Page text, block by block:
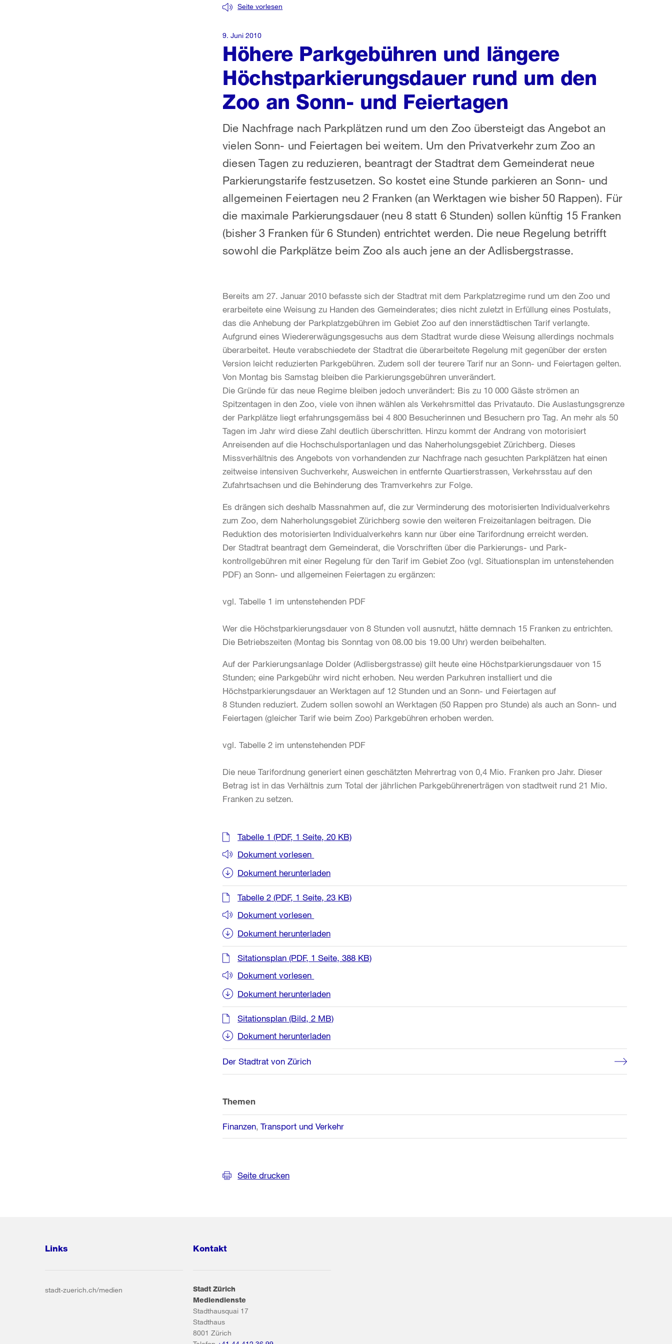
Höhere Parkgebühren und längere
Höchstparkierungsdauer rund um den
Zoo an Sonn- und Feiertagen
Seite vorlesen
Die Nachfrage nach Parkplätzen rund um den Zoo übersteigt das Angebot an
vielen Sonn- und Feiertagen bei weitem. Um den Privatverkehr zum Zoo an
diesen Tagen zu reduzieren, beantragt der Stadtrat dem Gemeinderat neue
Parkierungstarife festzusetzen. So kostet eine Stunde parkieren an Sonn- und
allgemeinen Feiertagen neu 2 Franken (an Werktagen wie bisher 50 Rappen). Für
die maximale Parkierungsdauer (neu 8 statt 6 Stunden) sollen künftig 15 Franken
(bisher 3 Franken für 6 Stunden) entrichtet werden. Die neue Regelung betrifft
sowohl die Parkplätze beim Zoo als auch jene an der Adlisbergstrasse.
9. Juni 2010
Bereits am 27. Januar 2010 befasste sich der Stadtrat mit dem Parkplatzregime rund um den Zoo und
erarbeitete eine Weisung zu Handen des Gemeinderates; dies nicht zuletzt in Erfüllung eines Postulats,
das die Anhebung der Parkplatzgebühren im Gebiet Zoo auf den innerstädtischen Tarif verlangte.
Aufgrund eines Wiedererwägungsgesuchs aus dem Stadtrat wurde diese Weisung allerdings nochmals
überarbeitet. Heute verabschiedete der Stadtrat die überarbeitete Regelung mit gegenüber der ersten
Version leicht reduzierten Parkgebühren. Zudem soll der teurere Tarif nur an Sonn- und Feiertagen gelten.
Von Montag bis Samstag bleiben die Parkierungsgebühren unverändert.
Die Gründe für das neue Regime bleiben jedoch unverändert: Bis zu 10 000 Gäste strömen an
Spitzentagen in den Zoo, viele von ihnen wählen als Verkehrsmittel das Privatauto. Die Auslastungsgrenze
der Parkplätze liegt erfahrungsgemäss bei 4 800 Besucherinnen und Besuchern pro Tag. An mehr als 50
Tagen im Jahr wird diese Zahl deutlich überschritten. Hinzu kommt der Andrang von motorisiert
Anreisenden auf die Hochschulsportanlagen und das Naherholungsgebiet Zürichberg. Dieses
Missverhältnis des Angebots von vorhandenden zur Nachfrage nach gesuchten Parkplätzen hat einen
zeitweise intensiven Suchverkehr, Ausweichen in entfernte Quartierstrassen, Verkehrsstau auf den
Zufahrtsachsen und die Behinderung des Tramverkehrs zur Folge.
Es drängen sich deshalb Massnahmen auf, die zur Verminderung des motorisierten Individualverkehrs
zum Zoo, dem Naherholungsgebiet Zürichberg sowie den weiteren Freizeitanlagen beitragen. Die
Reduktion des motorisierten Individualverkehrs kann nur über eine Tarifordnung erreicht werden.
Der Stadtrat beantragt dem Gemeinderat, die Vorschriften über die Parkierungs- und Park-
kontrollgebühren mit einer Regelung für den Tarif im Gebiet Zoo (vgl. Situationsplan im untenstehenden
PDF) an Sonn- und allgemeinen Feiertagen zu ergänzen:
vgl. Tabelle 1 im untenstehenden PDF
Wer die Höchstparkierungsdauer von 8 Stunden voll ausnutzt, hätte demnach 15 Franken zu entrichten.
Die Betriebszeiten (Montag bis Sonntag von 08.00 bis 19.00 Uhr) werden beibehalten.
Auf der Parkierungsanlage Dolder (Adlisbergstrasse) gilt heute eine Höchstparkierungsdauer von 15
Stunden; eine Parkgebühr wird nicht erhoben. Neu werden Parkuhren installiert und die
Höchstparkierungsdauer an Werktagen auf 12 Stunden und an Sonn- und Feiertagen auf
8 Stunden reduziert. Zudem sollen sowohl an Werktagen (50 Rappen pro Stunde) als auch an Sonn- und
Feiertagen (gleicher Tarif wie beim Zoo) Parkgebühren erhoben werden.
vgl. Tabelle 2 im untenstehenden PDF
Die neue Tarifordnung generiert einen geschätzten Mehrertrag von 0,4 Mio. Franken pro Jahr. Dieser
Betrag ist in das Verhältnis zum Total der jährlichen Parkgebührenerträgen von stadtweit rund 21 Mio.
Franken zu setzen.
Weitere
Informationen
Tabelle 1 (PDF, 1 Seite, 20 KB)
Dokument vorlesen
Dokument herunterladen
Tabelle 2 (PDF, 1 Seite, 23 KB)
Dokument vorlesen
Dokument herunterladen
Sitationsplan (PDF, 1 Seite, 388 KB)
Dokument vorlesen
Dokument herunterladen
Sitationsplan (Bild, 2 MB)
Dokument herunterladen
Der Stadtrat von Zürich
Themen
Finanzen Transport und Verkehr
Seite drucken
Links
stadt-zuerich.ch/medien
Kontakt
Stadt Zürich
Mediendienste
Stadthausquai 17
Stadthaus
8001 Zürich